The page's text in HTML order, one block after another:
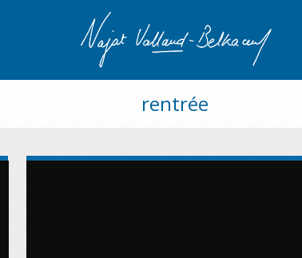
rentrée